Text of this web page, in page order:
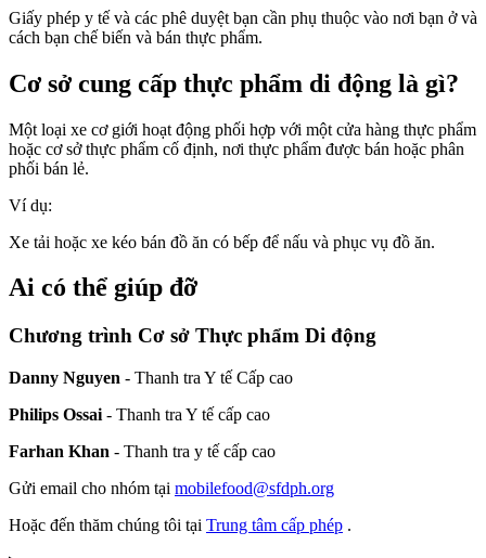
Giấy phép y tế và các phê duyệt bạn cần phụ thuộc vào nơi bạn ở và
cách bạn chế biến và bán thực phẩm.
Cơ sở cung cấp thực phẩm di động là gì?
Một loại xe cơ giới hoạt động phối hợp với một cửa hàng thực phẩm
hoặc cơ sở thực phẩm cố định, nơi thực phẩm được bán hoặc phân
phối bán lẻ.
Ví dụ:
Xe tải hoặc xe kéo bán đồ ăn có bếp để nấu và phục vụ đồ ăn.
Ai có thể giúp đỡ
Chương trình Cơ sở Thực phẩm Di động
Danny Nguyen - Thanh tra Y tế Cấp cao
Philips Ossai - Thanh tra Y tế cấp cao
Farhan Khan - Thanh tra y tế cấp cao
Gửi email cho nhóm tại mobilefood@sfdph.org
Hoặc đến thăm chúng tôi tại Trung tâm cấp phép .